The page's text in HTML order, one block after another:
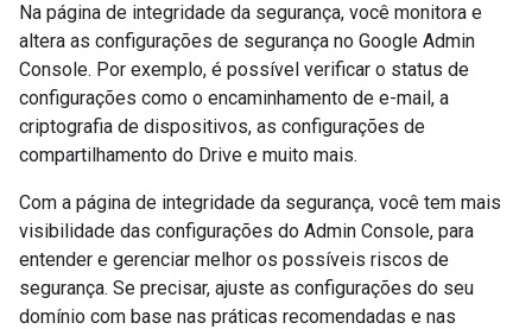
Na página de integridade da segurança, você monitora e
altera as configurações de segurança no Google Admin
Console. Por exemplo, é possível verificar o status de
configurações como o encaminhamento de e-mail, a
criptografia de dispositivos, as configurações de
compartilhamento do Drive e muito mais.
Com a página de integridade da segurança, você tem mais
visibilidade das configurações do Admin Console, para
entender e gerenciar melhor os possíveis riscos de
segurança. Se precisar, ajuste as configurações do seu
domínio com base nas práticas recomendadas e nas